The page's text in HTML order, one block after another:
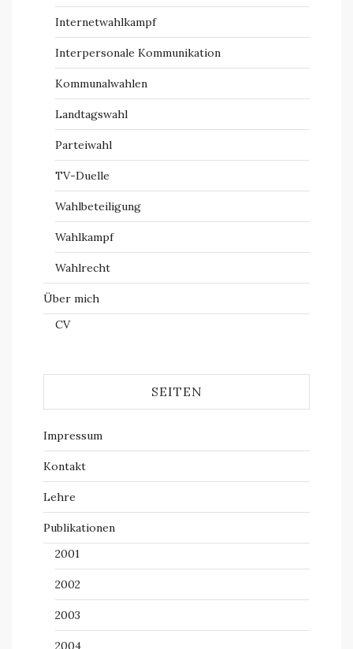
Internetwahlkampf
Interpersonale Kommunikation
Kommunalwahlen
Landtagswahl
Parteiwahl
TV-Duelle
Wahlbeteiligung
Wahlkampf
Wahlrecht
Über mich
CV
SEITEN
Impressum
Kontakt
Lehre
Publikationen
2001
2002
2003
2004